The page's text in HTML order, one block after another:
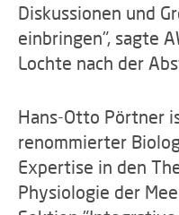
Diskussionen und
einbringen", sagte
Lochte nach der
Hans-Otto Pörtner
renommierter
Expertise in den
Physiologie der